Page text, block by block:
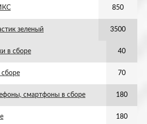
850
зеленый 3500
в сборе 40
70
смартфоны в сборе 180
180